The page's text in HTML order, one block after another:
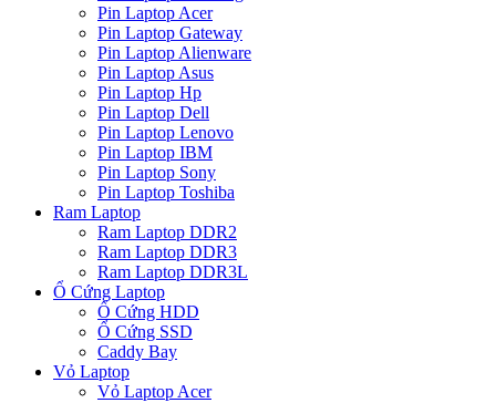
Pin Laptop Acer
Pin Laptop Gateway
Pin Laptop Alienware
Pin Laptop Asus
Pin Laptop Hp
Pin Laptop Dell
Pin Laptop Lenovo
Pin Laptop IBM
Pin Laptop Sony
Pin Laptop Toshiba
Ram Laptop
Ram Laptop DDR2
Ram Laptop DDR3
Ram Laptop DDR3L
Ổ Cứng Laptop
Ổ Cứng HDD
Ổ Cứng SSD
Caddy Bay
Vỏ Laptop
Vỏ Laptop Acer